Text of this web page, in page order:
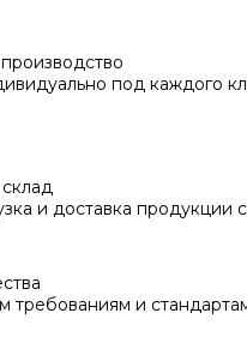
под каждого
и доставка продукции
требованиям и